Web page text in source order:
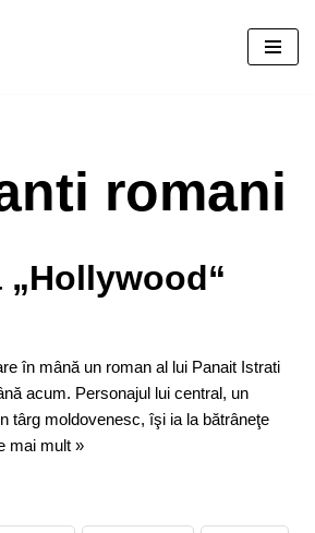
romani
„Hollywood“
în mână un roman al lui Panait Istrati
acum. Personajul lui central, un
târg moldovenesc, îşi ia la bătrâneţe
mai mult »